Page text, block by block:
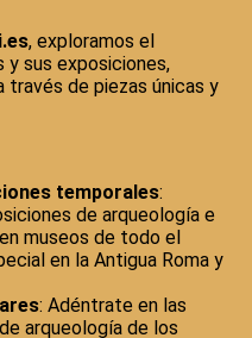
, exploramos el
y sus exposiciones,
de piezas únicas y
temporales:
de arqueología e
museos de todo el
en la Antigua Roma y
: Adéntrate en las
arqueología de los